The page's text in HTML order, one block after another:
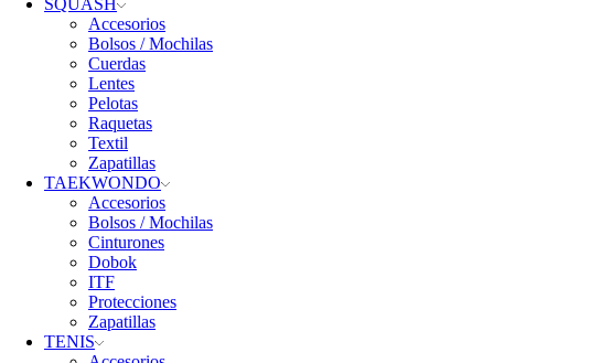
SQUASH
Accesorios
Bolsos / Mochilas
Cuerdas
Lentes
Pelotas
Raquetas
Textil
Zapatillas
TAEKWONDO
Accesorios
Bolsos / Mochilas
Cinturones
Dobok
ITF
Protecciones
Zapatillas
TENIS